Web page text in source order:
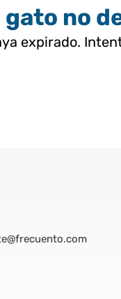
gato no
expirado.